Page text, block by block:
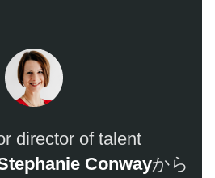
director of talent
Conway​​から